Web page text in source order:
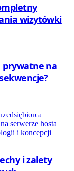
wizytówki
prywatne na
i zalety